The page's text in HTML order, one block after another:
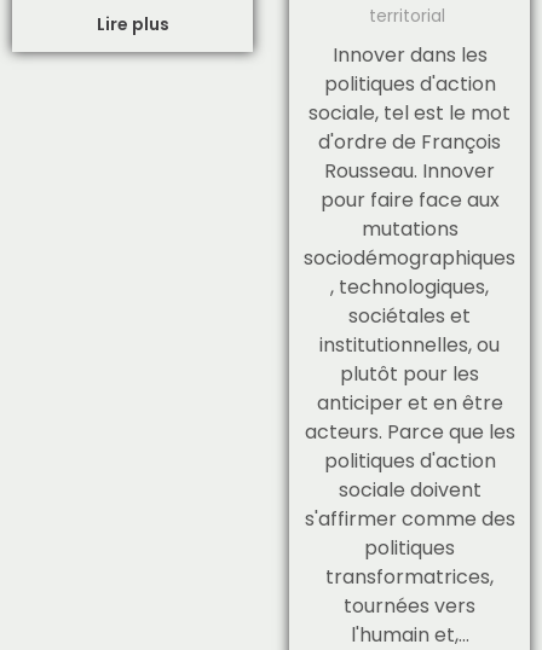
Lire plus
territorial
Innover dans les
politiques d'action
sociale, tel est le mot
d'ordre de François
Rousseau. Innover
pour faire face aux
mutations
sociodémographiques
, technologiques,
sociétales et
institutionnelles, ou
plutôt pour les
anticiper et en être
acteurs. Parce que les
politiques d'action
sociale doivent
s'affirmer comme des
politiques
transformatrices,
tournées vers
l'humain et,…